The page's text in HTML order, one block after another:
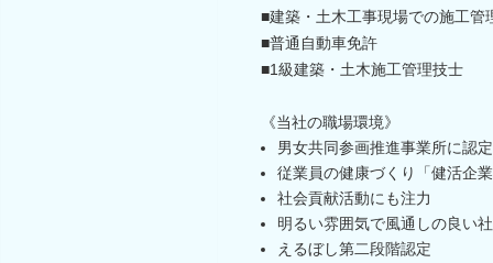
■建築・土木工事現場での施工管
■普通自動車免許
■1級建築・土木施工管理技士
《当社の職場環境》
男女共同参画推進事業所に認定
従業員の健康づくり「健活企
社会貢献活動にも注力
明るい雰囲気で風通しの良い
えるぼし第二段階認定